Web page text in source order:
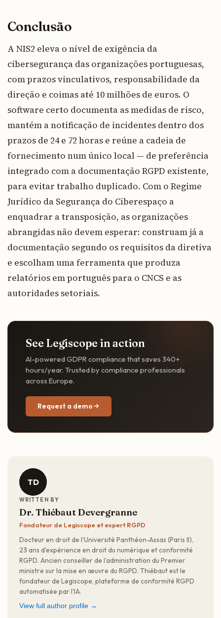
Conclusão
A NIS2 eleva o nível de exigência da
cibersegurança das organizações portuguesas,
com prazos vinculativos, responsabilidade da
direção e coimas até 10 milhões de euros. O
software certo documenta as medidas de risco,
mantém a notificação de incidentes dentro dos
prazos de 24 e 72 horas e reúne a cadeia de
fornecimento num único local — de preferência
integrado com a documentação RGPD existente,
para evitar trabalho duplicado. Com o Regime
Jurídico da Segurança do Ciberespaço a
enquadrar a transposição, as organizações
abrangidas não devem esperar: construam já a
documentação segundo os requisitos da diretiva
e escolham uma ferramenta que produza
relatórios em português para o CNCS e as
autoridades setoriais.
See Legiscope in action
AI-powered GDPR compliance that saves 340+
hours/year. Trusted by compliance professionals
across Europe.
Request a demo
TD
WRITTEN BY
Dr. Thiébaut Devergranne
Fondateur de Legiscope et expert RGPD
Docteur en droit de l'Université Panthéon-Assas (Paris II),
23 ans d'expérience en droit du numérique et conformité
RGPD. Ancien conseiller de l'administration du Premier
ministre sur la mise en œuvre du RGPD. Thiébaut est le
fondateur de Legiscope, plateforme de conformité RGPD
automatisée par l'IA.
View full author profile →